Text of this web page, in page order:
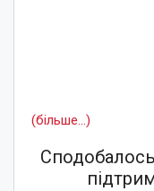
(більше…)